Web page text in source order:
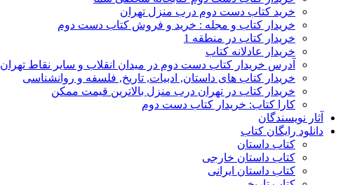
خرید کتاب دست دوم درب منزل تهران
خریدار کتاب و مجله : خرید و فروش کتاب دست دوم
خریدار کتاب در منطقه 1
خریدار عادلانه کتاب
آدرس خریدار کتاب دست دوم در میدان انقلاب و سایر نقاط تهران
خریدار کتاب های داستان, ادبیات, تاریخ, فلسفه و روانشناسی
خریدار کتاب در تهران درب منزل بالاترین قیمت ممکن
کارا کتاب: خریدار کتاب دست دوم
آثار نویسندگان
دانلود رایگان کتاب
کتاب داستان
کتاب داستان خارجی
کتاب داستان ایرانی